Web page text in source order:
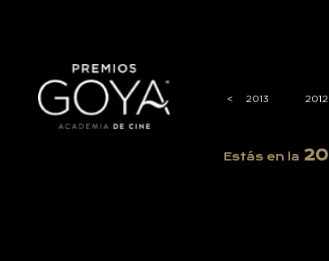
<
<
2016 2015 2013 2012
Estás en la 20